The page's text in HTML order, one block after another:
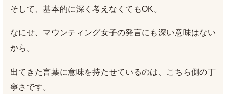
そして、基本的に深く考えなくてもOK。
なにせ、マウンティング女子の発言にも深い意味はない
から。
出てきた言葉に意味を持たせているのは、こちら側の丁
寧さです。